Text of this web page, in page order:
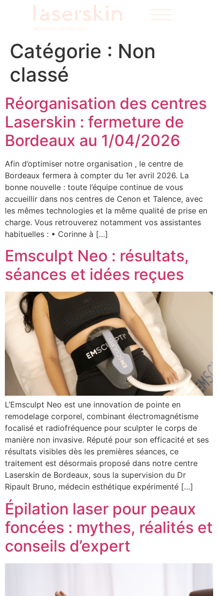
Catégorie : Non
classé
Réorganisation des centres
Laserskin : fermeture de
Bordeaux au 1/04/2026
Afin d’optimiser notre organisation , le centre de
Bordeaux fermera à compter du 1er avril 2026. La
bonne nouvelle : toute l’équipe continue de vous
accueillir dans nos centres de Cenon et Talence, avec
les mêmes technologies et la même qualité de prise en
charge. Vous retrouverez notamment vos assistantes
habituelles : • Corinne à […]
Emsculpt Neo : résultats,
séances et idées reçues
L’Emsculpt Neo est une innovation de pointe en
remodelage corporel, combinant électromagnétisme
focalisé et radiofréquence pour sculpter le corps de
manière non invasive. Réputé pour son efficacité et ses
résultats visibles dès les premières séances, ce
traitement est désormais proposé dans notre centre
Laserskin de Bordeaux, sous la supervision du Dr
Ripault Bruno, médecin esthétique expérimenté […]
Épilation laser pour peaux
foncées : mythes, réalités et
conseils d’expert